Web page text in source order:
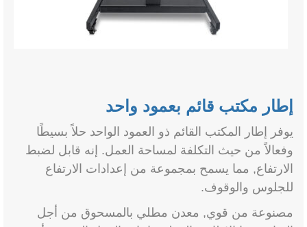
إطار مكتب قائم بعمود واحد
يوفر إطار المكتب القائم ذو العمود الواحد حلاً بسيطًا
وفعالاً من حيث التكلفة لمساحة العمل. إنه قابل لضبط
الارتفاع, مما يسمح بمجموعة من إعدادات الارتفاع
للجلوس والوقوف.
مصنوعة من قوي, معدن مطلي بالمسحوق من أجل